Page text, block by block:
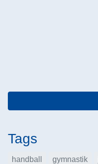
Tags
handball gymnastik